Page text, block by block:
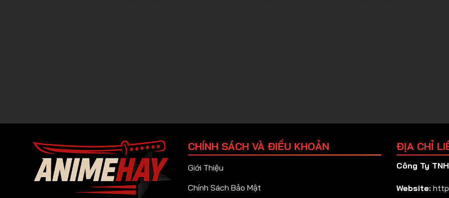
Tập 36
Tập 37
Tập 39
CHÍNH SÁCH VÀ ĐIỀU KHOẢN
Giới Thiệu
Chính Sách Bảo Mật
ĐỊA CHỈ
Công Ty
Website: